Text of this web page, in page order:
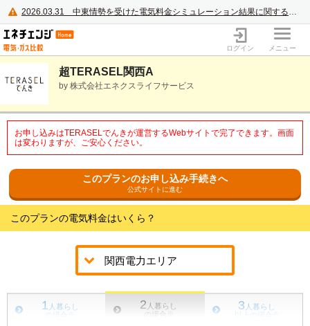
2026.03.31 中東情勢を受けた電気料金シミュレーション結果に関するご案内
電力・ガス比較サイト エネチェンジ
ログイン メニュー
超TERASEL関西A
by 株式会社エネクスライフサービス
お申し込みはTERASELでんきが運営するWebサイトで完了できます。画面
は変わりますが、ご安心ください。
このプランのお申し込み手続きへ
公式サイトに進む
このプランの電気料金はいくら？
1 人暮らし
の場合
2 人暮らし
の場合
※
3 人暮らし
以上の場合